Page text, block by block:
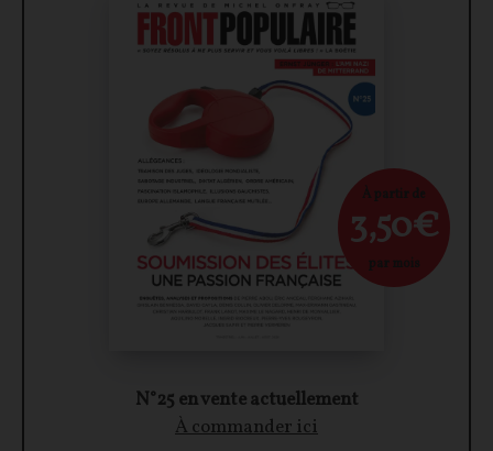
N°25 en vente actuellement
À commander ici
À partir de
3,50€
par mois